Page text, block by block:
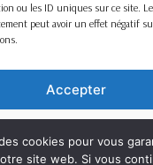
ou les ID uniques sur ce site.
peut avoir un effet négatif
Accepter
cookies pour vous
site web. Si vous